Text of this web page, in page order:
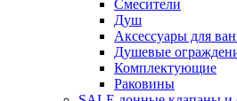
Смесители
Душ
Аксессуары для
Душевые
Комплектующие
Раковины